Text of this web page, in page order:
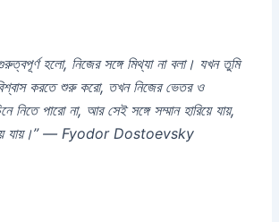
হলো, নিজের সঙ্গে মিথ্যা না বলা। যখন তুমি
করতে শুরু করো, তখন নিজের ভেতর ও
নিতে পারো না, আর সেই সঙ্গে সম্মান হারিয়ে যায়,
যায়।” — Fyodor Dostoevsky